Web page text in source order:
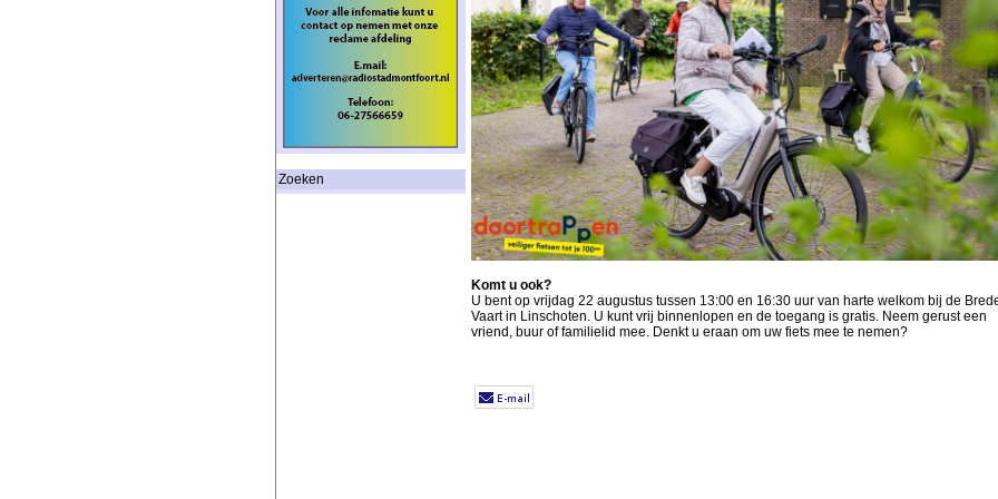
Zoeken
Komt u ook?
U bent op vrijdag 22 augustus tussen 13:00 en 16:30 uur van harte welkom bij de
Vaart in Linschoten. U kunt vrij binnenlopen en de toegang is gratis. Neem gerust een
vriend, buur of familielid mee. Denkt u eraan om uw fiets mee te nemen?